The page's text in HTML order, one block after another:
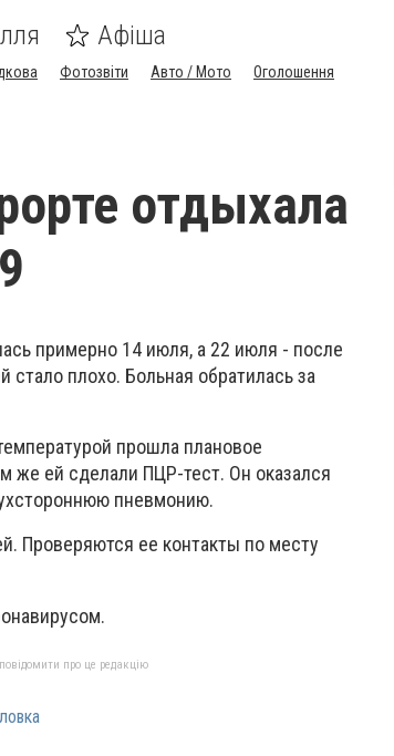
Афіша
Фотозвіти Авто / Мото Оголошення
отдыхала
примерно 14 июля, а 22 июля - после
стало плохо. Больная обратилась за
прошла плановое
же ей сделали ПЦР-тест. Он оказался
пневмонию.
Проверяются ее контакты по месту
про це редакцію